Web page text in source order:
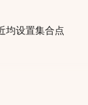
均设置集合点